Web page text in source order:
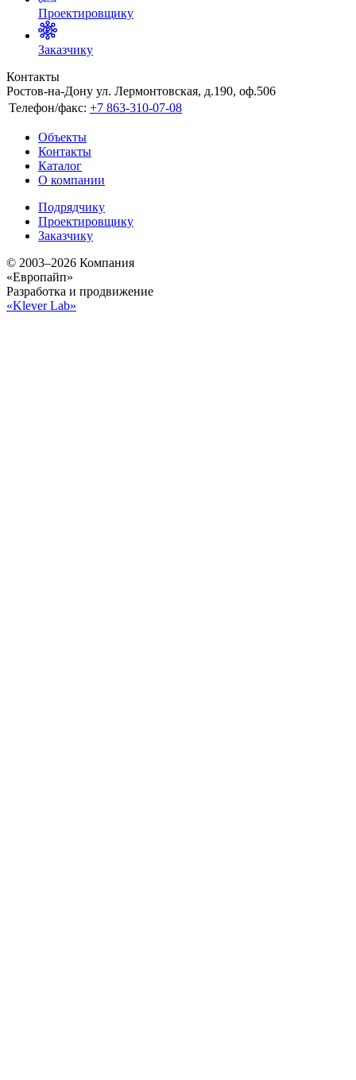
Проектировщику
Заказчику
Контакты
Ростов-на-Дону ул. Лермонтовская, д.190, оф.506
Телефон/факс: +7 863-310-07-08
Объекты
Контакты
Каталог
О компании
Подрядчику
Проектировщику
Заказчику
© 2003–2026 Компания
«Европайп»
Разработка и продвижение
«Klever Lab»